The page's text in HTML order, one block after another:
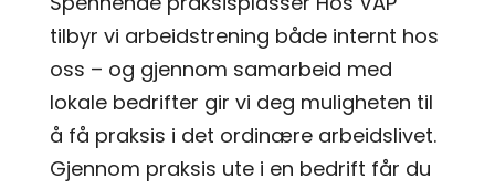
tilbyr vi arbeidstrening både internt hos
oss – og gjennom samarbeid med
lokale bedrifter gir vi deg muligheten til
å få praksis i det ordinære arbeidslivet.
Gjennom praksis ute i en bedrift får du